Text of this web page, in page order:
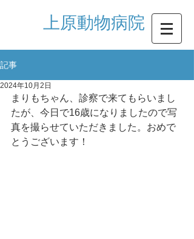
​上原動物病院
記事
2024年10月2日
まりもちゃん、診察で来てもらいまし
たが、今日で16歳になりましたので写
真を撮らせていただきました。おめで
とうございます！